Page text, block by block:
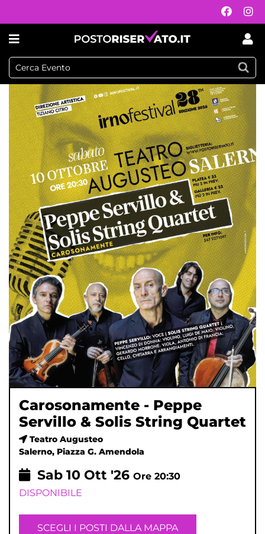
Carosonamente - Peppe
Servillo & Solis String Quartet
Teatro Augusteo
Salerno, Piazza G. Amendola
Sab 10 Ott '26 Ore 20:30
DISPONIBILE
SCEGLI I POSTI DALLA MAPPA